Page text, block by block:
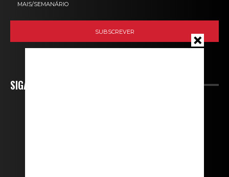
MAIS/SEMANÁRIO
SIGA-NOS